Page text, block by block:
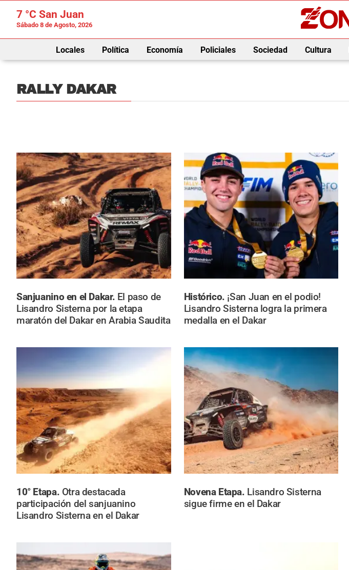
7 °C San Juan
Sábado 8 de Agosto, 2026
Locales Política Economía Policiales Sociedad Cultura
RALLY DAKAR
Sanjuanino en el Dakar. El paso de
Lisandro Sisterna por la etapa
maratón del Dakar en Arabia Saudita
Histórico. ¡San Juan en el podio!
Lisandro Sisterna logra la primera
medalla en el Dakar
10° Etapa. Otra destacada
participación del sanjuanino
Lisandro Sisterna en el Dakar
Novena Etapa. Lisandro Sisterna
sigue firme en el Dakar